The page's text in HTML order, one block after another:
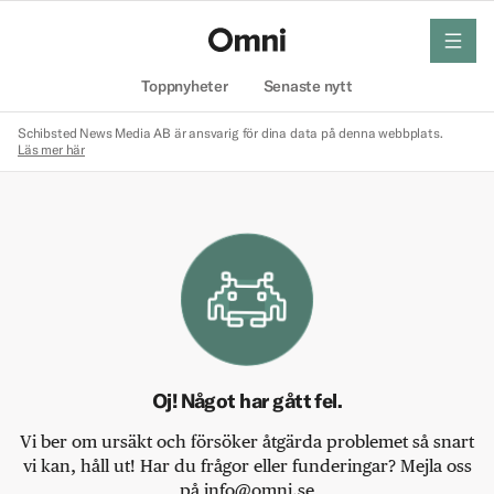
Toppnyheter Senaste nytt
meny
Schibsted News Media AB är ansvarig för dina data på denna webbplats.
Läs mer här
Oj! Något har gått fel.
Vi ber om ursäkt och försöker åtgärda problemet så snart
vi kan, håll ut! Har du frågor eller funderingar? Mejla oss